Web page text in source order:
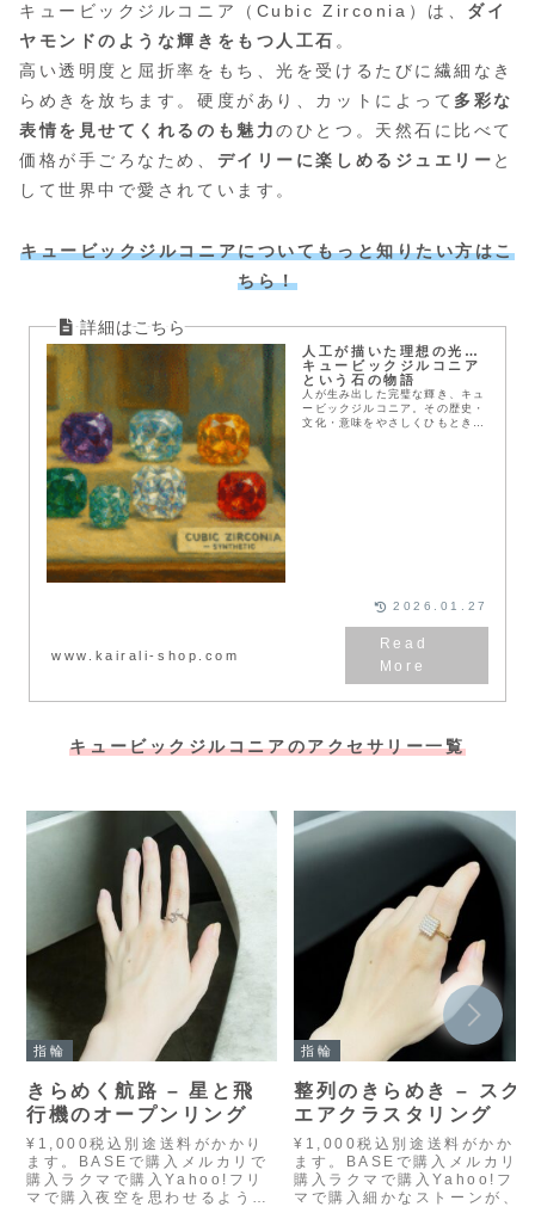
キュービックジルコニア（Cubic Zirconia）は、 ダイ
ヤモンドのような輝きをもつ人工石 。
高い透明度と屈折率をもち、光を受けるたびに繊細なき
らめきを放ちます。硬度があり、カットによって 多彩な
表情を見せてくれるのも魅力のひとつ。天然石に比べて
価格が手ごろなため、 デイリーに楽しめるジュエリー と
して世界中で愛されています。
キュービックジルコニアについてもっと知りたい方はこ
ちら！
人工が描いた理想の光…
キュービックジルコニア
という石の物語
人が生み出した完璧な輝き、キュ
ービックジルコニア。その歴史・
文化・意味をやさしくひもとき、
www.kairali-shop.com
2026.01.27
キュービックジルコニアのアクセサリー一覧
指輪
きらめく航路 – 星と飛
行機のオープンリング
¥1,000税込別途送料がかかり
ます。BASEで購入メルカリで
購入ラクマで購入Yahoo!フリ
マで購入夜空を思わせるよう
指輪
整列のきらめき – スク
エアクラスタリング
¥1,000税込別途送料がかかり
ます。BASEで購入メルカリで
購入ラクマで購入Yahoo!フリ
マで購入細かなストーンが、